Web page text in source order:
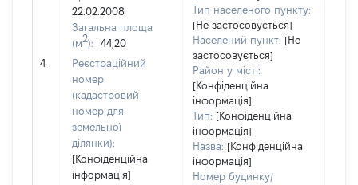
4
22.02.2008
Загальна площа
(м2):
44,20
Реєстраційний
номер
(кадастровий
номер для
земельної
ділянки):
[Конфіденційна
інформація]
Тип населеного пункту:
[Не застосовується]
Населений пункт: [Не
застосовується]
Район у місті:
[Конфіденційна
інформація]
Тип: [Конфіденційна
інформація]
Назва: [Конфіденційна
інформація]
Номер будинку/